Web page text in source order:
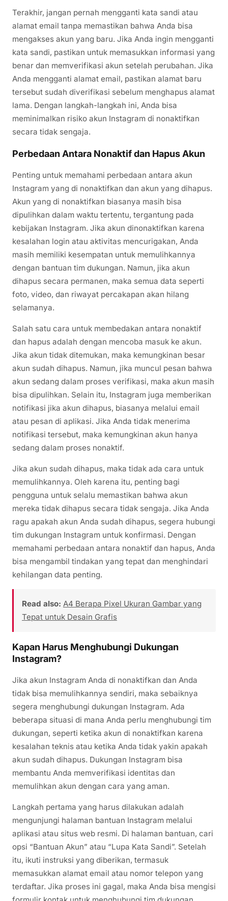
Terakhir, jangan pernah mengganti kata sandi atau
alamat email tanpa memastikan bahwa Anda bisa
mengakses akun yang baru. Jika Anda ingin mengganti
kata sandi, pastikan untuk memasukkan informasi yang
benar dan memverifikasi akun setelah perubahan. Jika
Anda mengganti alamat email, pastikan alamat baru
tersebut sudah diverifikasi sebelum menghapus alamat
lama. Dengan langkah-langkah ini, Anda bisa
meminimalkan risiko akun Instagram di nonaktifkan
secara tidak sengaja.
Perbedaan Antara Nonaktif dan Hapus Akun
Penting untuk memahami perbedaan antara akun
Instagram yang di nonaktifkan dan akun yang dihapus.
Akun yang di nonaktifkan biasanya masih bisa
dipulihkan dalam waktu tertentu, tergantung pada
kebijakan Instagram. Jika akun dinonaktifkan karena
kesalahan login atau aktivitas mencurigakan, Anda
masih memiliki kesempatan untuk memulihkannya
dengan bantuan tim dukungan. Namun, jika akun
dihapus secara permanen, maka semua data seperti
foto, video, dan riwayat percakapan akan hilang
selamanya.
Salah satu cara untuk membedakan antara nonaktif
dan hapus adalah dengan mencoba masuk ke akun.
Jika akun tidak ditemukan, maka kemungkinan besar
akun sudah dihapus. Namun, jika muncul pesan bahwa
akun sedang dalam proses verifikasi, maka akun masih
bisa dipulihkan. Selain itu, Instagram juga memberikan
notifikasi jika akun dihapus, biasanya melalui email
atau pesan di aplikasi. Jika Anda tidak menerima
notifikasi tersebut, maka kemungkinan akun hanya
sedang dalam proses nonaktif.
Jika akun sudah dihapus, maka tidak ada cara untuk
memulihkannya. Oleh karena itu, penting bagi
pengguna untuk selalu memastikan bahwa akun
mereka tidak dihapus secara tidak sengaja. Jika Anda
ragu apakah akun Anda sudah dihapus, segera hubungi
tim dukungan Instagram untuk konfirmasi. Dengan
memahami perbedaan antara nonaktif dan hapus, Anda
bisa mengambil tindakan yang tepat dan menghindari
kehilangan data penting.
Read also: A4 Berapa Pixel Ukuran Gambar yang
Tepat untuk Desain Grafis
Kapan Harus Menghubungi Dukungan
Instagram?
Jika akun Instagram Anda di nonaktifkan dan Anda
tidak bisa memulihkannya sendiri, maka sebaiknya
segera menghubungi dukungan Instagram. Ada
beberapa situasi di mana Anda perlu menghubungi tim
dukungan, seperti ketika akun di nonaktifkan karena
kesalahan teknis atau ketika Anda tidak yakin apakah
akun sudah dihapus. Dukungan Instagram bisa
membantu Anda memverifikasi identitas dan
memulihkan akun dengan cara yang aman.
Langkah pertama yang harus dilakukan adalah
mengunjungi halaman bantuan Instagram melalui
aplikasi atau situs web resmi. Di halaman bantuan, cari
opsi “Bantuan Akun” atau “Lupa Kata Sandi”. Setelah
itu, ikuti instruksi yang diberikan, termasuk
memasukkan alamat email atau nomor telepon yang
terdaftar. Jika proses ini gagal, maka Anda bisa mengisi